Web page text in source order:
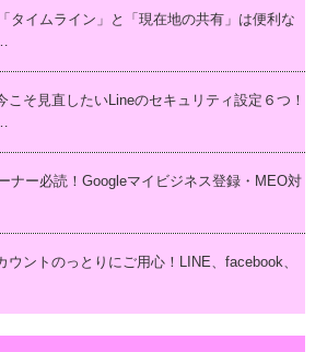
タイムライン」と「現在地の共有」は便利な
こそ見直したいLineのセキュリティ設定６つ！
ナー必読！Googleマイビジネス登録・MEO対
ウントのっとりにご用心！LINE、facebook、